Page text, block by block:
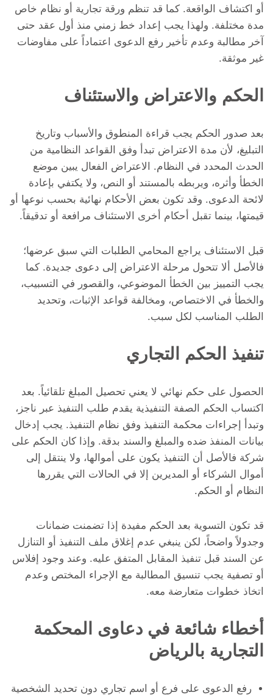
أو اكتشاف الواقعة. كما قد تنظم ورقة تجارية أو نظام خاص
مدة مختلفة. ولهذا يجب إعداد خط زمني منذ أول عقد حتى
آخر مطالبة وعدم تأخير رفع الدعوى اعتماداً على مفاوضات
غير موثقة.
الحكم والاعتراض والاستئناف
بعد صدور الحكم يجب قراءة المنطوق والأسباب وتاريخ
التبليغ، لأن مدة الاعتراض تبدأ وفق القواعد النظامية من
الحدث المحدد في النظام. الاعتراض الفعال يبين موضع
الخطأ وأثره، ويربطه بالمستند أو النص، ولا يكتفي بإعادة
لائحة الدعوى. وقد تكون بعض الأحكام نهائية بحسب نوعها أو
قيمتها، بينما تقبل أحكام أخرى الاستئناف مرافعة أو تدقيقاً.
قبل الاستئناف يراجع المحامي الطلبات التي سبق عرضها؛
فالأصل ألا تتحول مرحلة الاعتراض إلى دعوى جديدة. كما
يجب التمييز بين الخطأ الموضوعي، والقصور في التسبيب،
والخطأ في الاختصاص، ومخالفة قواعد الإثبات، وتحديد
الطلب المناسب لكل سبب.
تنفيذ الحكم التجاري
الحصول على حكم نهائي لا يعني تحصيل المبلغ تلقائياً. بعد
اكتساب الحكم الصفة التنفيذية يقدم طلب التنفيذ عبر ناجز،
وتبدأ إجراءات محكمة التنفيذ وفق نظام التنفيذ. يجب إدخال
بيانات المنفذ ضده والمبلغ والسند بدقة. وإذا كان الحكم على
شركة فالأصل أن التنفيذ يكون على أموالها، ولا ينتقل إلى
أموال الشركاء أو المديرين إلا في الحالات التي يقررها
النظام أو الحكم.
قد تكون التسوية بعد الحكم مفيدة إذا تضمنت ضمانات
وجدولاً واضحاً، لكن ينبغي عدم إغلاق ملف التنفيذ أو التنازل
عن السند قبل تنفيذ المقابل المتفق عليه. وعند وجود إفلاس
أو تصفية يجب تنسيق المطالبة مع الإجراء المختص وعدم
اتخاذ خطوات متعارضة معه.
أخطاء شائعة في دعاوى المحكمة
التجارية بالرياض
رفع الدعوى على فرع أو اسم تجاري دون تحديد الشخصية